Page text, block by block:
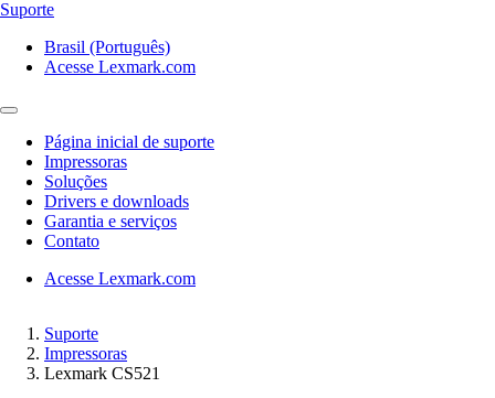
Suporte
Brasil (Português)
Acesse Lexmark.com
Página inicial de suporte
Impressoras
Soluções
Drivers e downloads
Garantia e serviços
Contato
Acesse Lexmark.com
Suporte
Impressoras
Lexmark CS521